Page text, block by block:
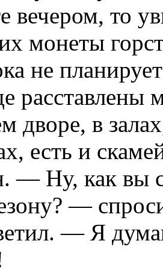
вечером, то
монеты
не
дворе, в
есть и
— Ну, как вы
—
— Я